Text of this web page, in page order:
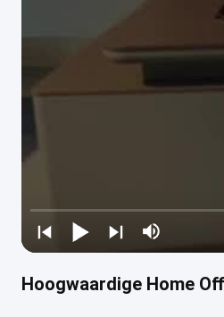
Hoogwaardige Home